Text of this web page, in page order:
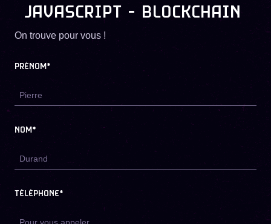
JAVASCRIPT - BLOCKCHAIN
On trouve pour vous !
PRÉNOM*
NOM*
TÉLÉPHONE*